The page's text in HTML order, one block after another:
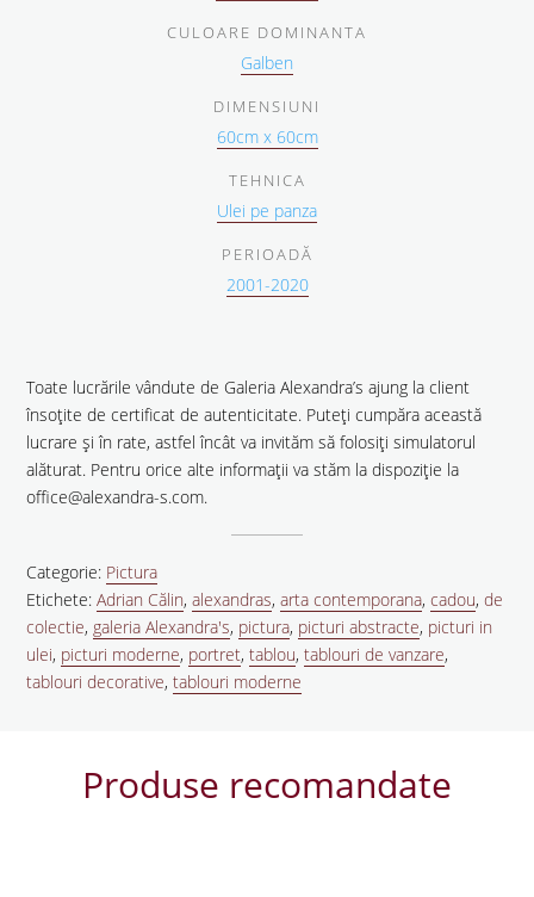
CULOARE DOMINANTA
Galben
DIMENSIUNI
60cm x 60cm
TEHNICA
Ulei pe panza
PERIOADĂ
2001-2020
Toate lucrările vândute de Galeria Alexandra’s ajung la client
însoțite de certificat de autenticitate. Puteți cumpăra această
lucrare și în rate, astfel încât va invităm să folosiți simulatorul
alăturat. Pentru orice alte informații va stăm la dispoziție la
office@alexandra-s.com.
Categorie: Pictura
Etichete:Adrian Călin,alexandras,arta contemporana,cadou,de
colectie, galeria Alexandra's, pictura, picturi abstracte, picturi in
ulei, picturi moderne, portret,tablou,tablouri de vanzare,
tablouri decorative,tablouri moderne
Produse recomandate